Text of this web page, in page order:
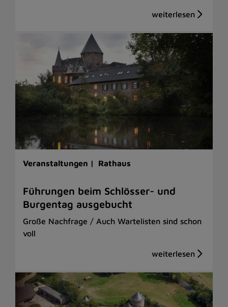
Veranstaltungen | Rathaus
Führungen beim Schlösser- und
Burgentag ausgebucht
Große Nachfrage / Auch Wartelisten sind schon
voll